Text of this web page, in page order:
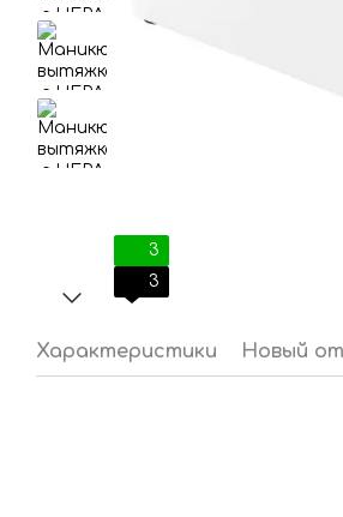
3
3
Характеристики Новый